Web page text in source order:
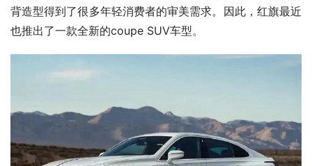
背造型得到了很多年轻消费者的审美需求。因此，红旗最近
也推出了一款全新的coupe SUV车型。